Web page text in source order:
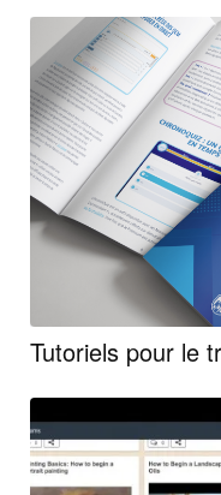
Tutoriels pour le